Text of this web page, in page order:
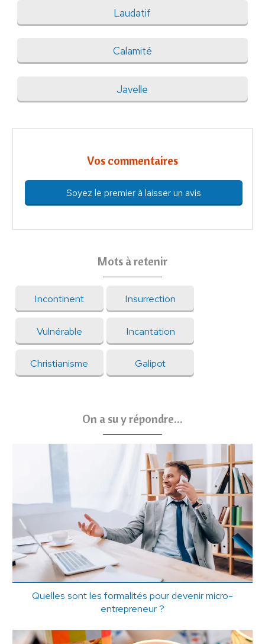
Laudatif
Calamité
Javelle
Vos commentaires
Soyez le premier à laisser un avis
Mots à retenir
Incontinent Insurrection
Vulnérable Incantation
Christianisme Galipot
On a su y répondre...
Quelles sont les formalités pour devenir micro-
entrepreneur ?